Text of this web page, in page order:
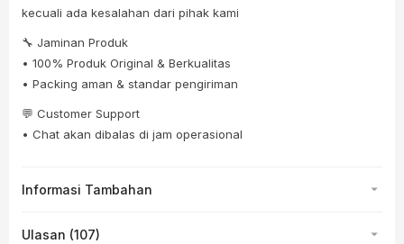
kecuali ada kesalahan dari pihak kami
🔧 Jaminan Produk
• 100% Produk Original & Berkualitas
• Packing aman & standar pengiriman
💬 Customer Support
• Chat akan dibalas di jam operasional
Informasi Tambahan
Ulasan (107)